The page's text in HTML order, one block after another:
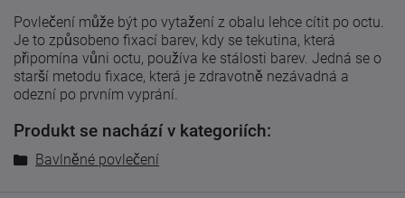
Povlečení může být po vytažení z obalu lehce cítit po octu.
Je to způsobeno fixací barev, kdy se tekutina, která
připomína vůni octu, používa ke stálosti barev. Jedná se o
starší metodu fixace, která je zdravotně nezávadná a
odezní po prvním vyprání.
Produkt se nachází v kategoriích:
Bavlněné povlečení